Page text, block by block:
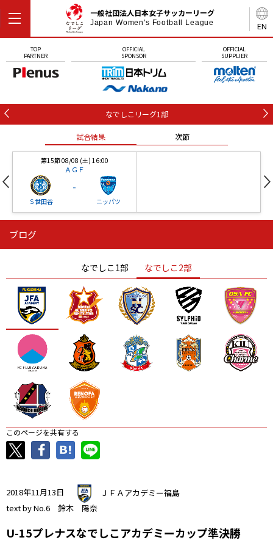
EN
一般社団法人日本女子サッカーリーグ
Japan Women's Football League
TOP
PARTNER
OFFICIAL
SPONSOR
OFFICIAL
SUPPLIER
なでしこリーグ1部
試合結果 次節
第15節 08/08 (土) 16:00
ＡＧＦ
Ｓ世田谷
-
ニッパツ
ニッパツ
ニッパツ 名古屋
石人の星
静岡 愛媛Ｌ
ブログ
なでしこ1部 なでしこ2部
このページを共有する
2018年11月13日
ＪＦＡアカデミー福島
text by No.6 鈴木 陽奈
U-15プレナスなでしこアカデミーカップ準決勝